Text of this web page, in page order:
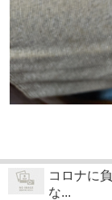
コロナに
な...